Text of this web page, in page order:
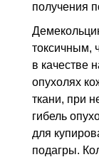
получения
токсичным,
в качестве
опухолях
ткани, при
гибель
для
подагры.